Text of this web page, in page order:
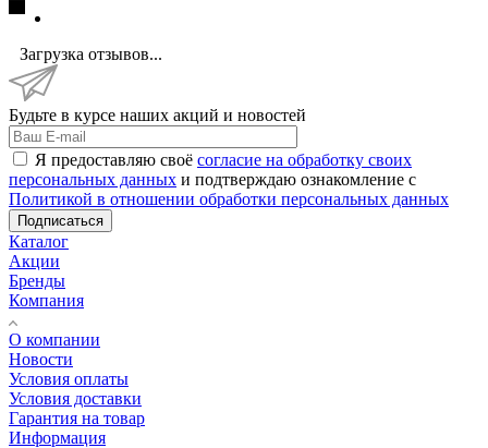
Загрузка отзывов...
Будьте в курсе наших акций и новостей
Я предоставляю своё согласие на обработку своих
персональных данных и подтверждаю ознакомление с
Политикой в отношении обработки персональных данных
Подписаться
Каталог
Акции
Бренды
Компания
О компании
Новости
Условия оплаты
Условия доставки
Гарантия на товар
Информация